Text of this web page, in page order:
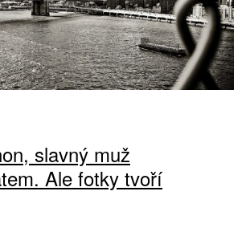
slavný muž
Ale fotky tvoří